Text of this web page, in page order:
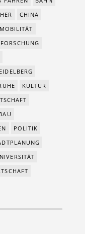
CHINA
FORSCHUNG
KULTUR
POLITIK